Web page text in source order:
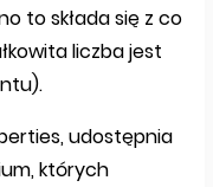
to składa się z co
liczba jest
udostępnia
których